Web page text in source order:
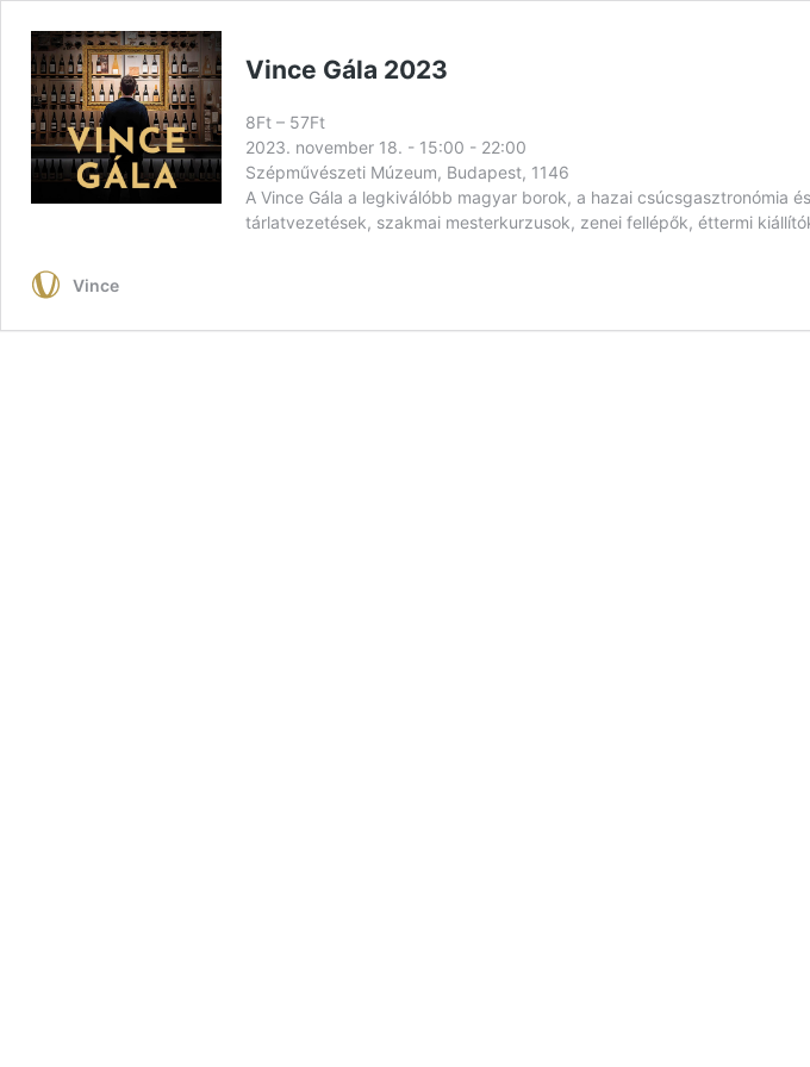
Vince Gála 2023
8Ft – 57Ft
2023. november 18. - 15:00 - 22:00
Szépművészeti Múzeum, Budapest, 1146
A Vince Gála a legkiválóbb magyar borok, a hazai csúcsgasztronómia
tárlatvezetések, szakmai mesterkurzusok, zenei fellépők, éttermi
Vince